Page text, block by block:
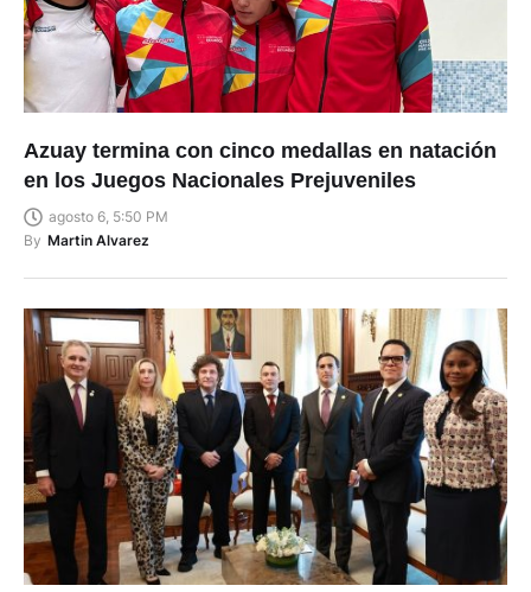
Azuay termina con cinco medallas en natación
en los Juegos Nacionales Prejuveniles
agosto 6, 5:50 PM
By Martin Alvarez